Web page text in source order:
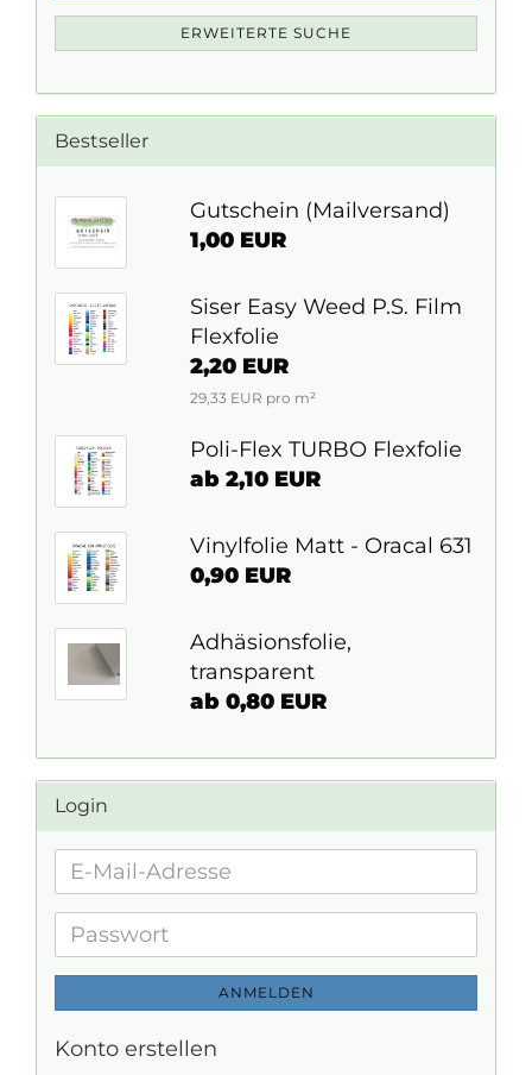
ERWEITERTE SUCHE
Bestseller
Gutschein (Mailversand)
1,00 EUR
Siser Easy Weed P.S. Film
Flexfolie
2,20 EUR
29,33 EUR pro m²
Poli-Flex TURBO Flexfolie
ab 2,10 EUR
Vinylfolie Matt - Oracal 631
0,90 EUR
Adhäsionsfolie,
transparent
ab 0,80 EUR
Login
E-
Adresse
Passwort
ANMELDEN
Konto erstellen